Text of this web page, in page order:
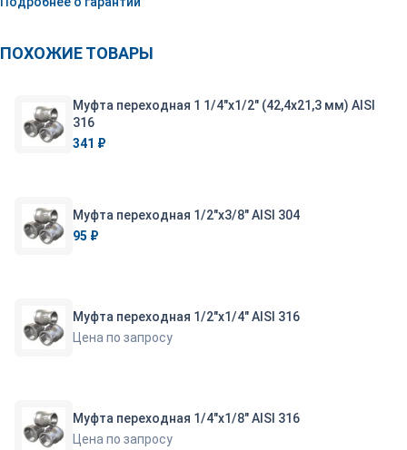
ПОХОЖИЕ ТОВАРЫ
Муфта переходная 1 1/4"х1/2" (42,4х21,3 мм) AISI
316
341 ₽
Муфта переходная 1/2"х3/8" AISI 304
95 ₽
Муфта переходная 1/2"х1/4" AISI 316
Цена по запросу
Муфта переходная 1/4"х1/8" AISI 316
Цена по запросу